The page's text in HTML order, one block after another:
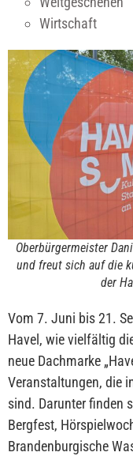
Wirtschaft
Oberbürgermeister
und freut sich auf die
der
Vom 7. Juni bis 21.
Havel, wie vielfältig
neue Dachmarke
Veranstaltungen, die
sind. Darunter finden
Bergfest,
Brandenburgische